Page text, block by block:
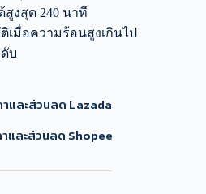
สูงสุด 240 นาที
มื่อความร้อนสูงเกินไป
บ
าและส่วนลด Lazada
าและส่วนลด Shopee